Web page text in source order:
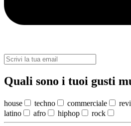
Quali sono i tuoi gusti
house techno commerciale
latino
afro hiphop rock